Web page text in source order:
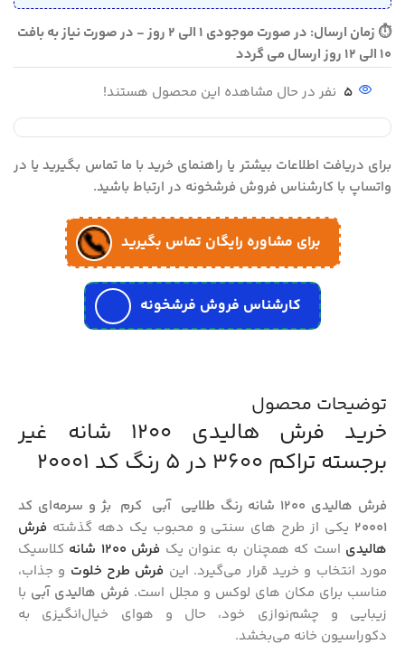
⏱ زمان ارسال: در صورت موجودی 1 الی 2 روز - در صورت نیاز به بافت
10 الی 12 روز ارسال می گردد
5 نفر در حال مشاهده این محصول هستند!
برای دریافت اطلاعات بیشتر یا راهنمای خرید با ما تماس بگیرید یا در
واتساپ با کارشناس فروش فرشخونه در ارتباط باشید.
برای مشاوره رایگان تماس بگیرید
کارشناس فروش فرشخونه
توضیحات محصول
خرید فرش هالیدی 1200 شانه غیر
برجسته تراکم 3600 در 5 رنگ کد 20001
فرش هالیدی 1200 شانه رنگ‌ طلایی آبی کرم بژ و سرمه‌ای کد
20001 یکی از طرح‌ های سنتی و محبوب یک دهه گذشته فرش
هالیدی است که همچنان به عنوان یک فرش 1200 شانه
کلاسیک
مورد انتخاب و خرید قرار می‌گیرد. این فرش طرح خلوت و جذاب،
مناسب برای مکان‌ های لوکس و مجلل است. فرش هالیدی آبی با
زیبایی و چشم‌نوازی خود، حال و هوای خیال‌انگیزی به
دکوراسیون خانه می‌بخشد.